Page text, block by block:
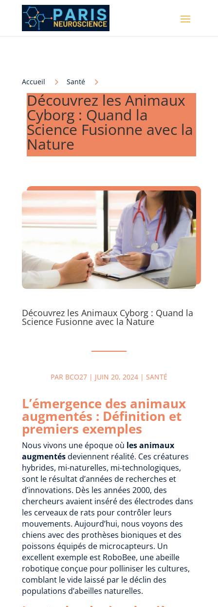
Accueil 5 Santé 5
Découvrez les Animaux
Cyborg : Quand la
Science Fusionne avec la
Nature
Découvrez les Animaux Cyborg : Quand la
Science Fusionne avec la Nature
PAR BCO27| JUIN 20, 2024| SANTÉ
L’émergence des animaux
augmentés : Définition et
premiers exemples
Nous vivons une époque où les animaux
augmentésdeviennent réalité. Ces créatures
hybrides, mi-naturelles, mi-technologiques,
sont le résultat d’années de recherches et
d’innovations. Dès les années 2000, des
chercheurs avaient inséré des électrodes dans
les cerveaux de rats pour contrôler leurs
mouvements. Aujourd’hui, nous voyons des
chiens avec des prothèses bioniques et des
poissons équipés de microcapteurs. Un
excellent exemple est RoboBee, une abeille
robotique conçue pour polliniser les cultures,
comblant le vide laissé par le déclin des
populations d’abeilles naturelles.